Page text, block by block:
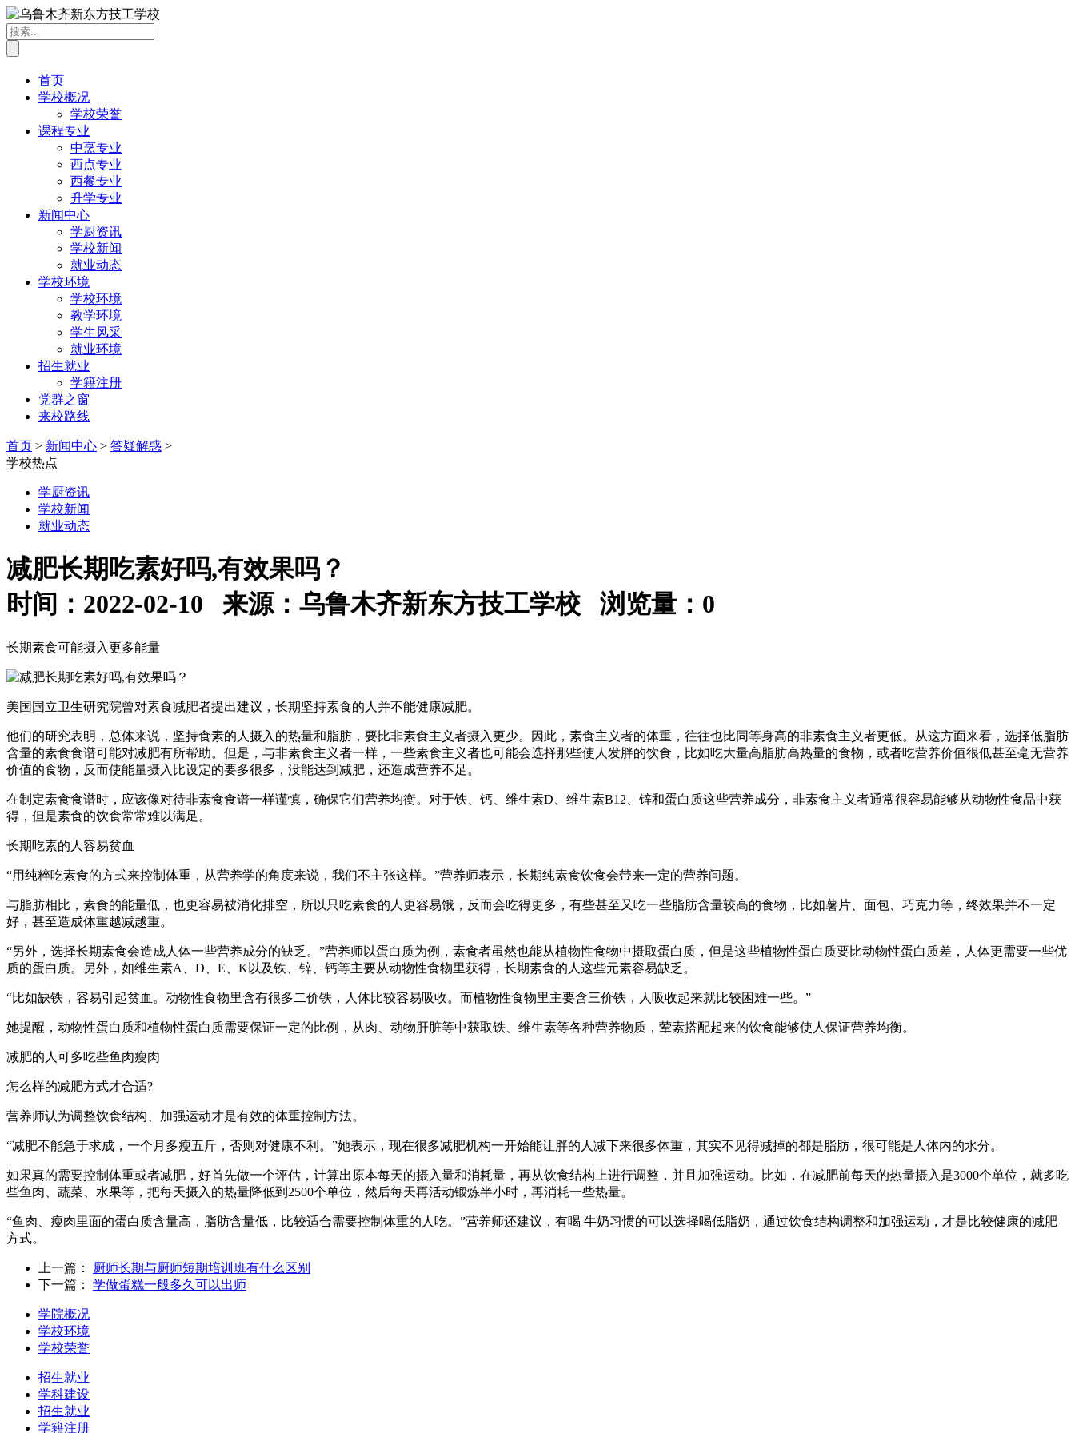
首页
学校概况
学校荣誉
课程专业
中烹专业
西点专业
西餐专业
升学专业
新闻中心
学厨资讯
学校新闻
就业动态
学校环境
学校环境
教学环境
学生风采
就业环境
招生就业
学籍注册
党群之窗
来校路线
首页 > 新闻中心 > 答疑解惑 >
学校热点
学厨资讯
学校新闻
就业动态
减肥长期吃素好吗,有效果吗？
时间：2022-02-10 来源：乌鲁木齐新东方技工学校 浏览量： 0
长期素食可能摄入更多能量
美国国立卫生研究院曾对素食减肥者提出建议，长期坚持素食的人并不能健康减肥。
他们的研究表明，总体来说，坚持食素的人摄入的热量和脂肪，要比非素食主义者摄入更少。因此，素食主义者的体重，往往也比同等身高的非素食主义者更低。从这方面来看，选择低脂肪
含量的素食食谱可能对减肥有所帮助。但是，与非素食主义者一样，一些素食主义者也可能会选择那些使人发胖的饮食，比如吃大量高脂肪高热量的食物，或者吃营养价值很低甚至毫无营养
价值的食物，反而使能量摄入比设定的要多很多，没能达到减肥，还造成营养不足。
在制定素食食谱时，应该像对待非素食食谱一样谨慎，确保它们营养均衡。对于铁、钙、维生素D、维生素B12、锌和蛋白质这些营养成分，非素食主义者通常很容易能够从动物性食品中获
得，但是素食的饮食常常难以满足。
长期吃素的人容易贫血
“用纯粹吃素食的方式来控制体重，从营养学的角度来说，我们不主张这样。”营养师表示，长期纯素食饮食会带来一定的营养问题。
与脂肪相比，素食的能量低，也更容易被消化排空，所以只吃素食的人更容易饿，反而会吃得更多，有些甚至又吃一些脂肪含量较高的食物，比如薯片、面包、巧克力等，终效果并不一定
好，甚至造成体重越减越重。
“另外，选择长期素食会造成人体一些营养成分的缺乏。”营养师以蛋白质为例，素食者虽然也能从植物性食物中摄取蛋白质，但是这些植物性蛋白质要比动物性蛋白质差，人体更需要一些优
质的蛋白质。另外，如维生素A、D、E、K以及铁、锌、钙等主要从动物性食物里获得，长期素食的人这些元素容易缺乏。
“比如缺铁，容易引起贫血。动物性食物里含有很多二价铁，人体比较容易吸收。而植物性食物里主要含三价铁，人吸收起来就比较困难一些。”
她提醒，动物性蛋白质和植物性蛋白质需要保证一定的比例，从肉、动物肝脏等中获取铁、维生素等各种营养物质，荤素搭配起来的饮食能够使人保证营养均衡。
减肥的人可多吃些鱼肉瘦肉
怎么样的减肥方式才合适?
营养师认为调整饮食结构、加强运动才是有效的体重控制方法。
“减肥不能急于求成，一个月多瘦五斤，否则对健康不利。”她表示，现在很多减肥机构一开始能让胖的人减下来很多体重，其实不见得减掉的都是脂肪，很可能是人体内的水分。
如果真的需要控制体重或者减肥，好首先做一个评估，计算出原本每天的摄入量和消耗量，再从饮食结构上进行调整，并且加强运动。比如，在减肥前每天的热量摄入是3000个单位，就多吃
些鱼肉、蔬菜、水果等，把每天摄入的热量降低到2500个单位，然后每天再活动锻炼半小时，再消耗一些热量。
“鱼肉、瘦肉里面的蛋白质含量高，脂肪含量低，比较适合需要控制体重的人吃。”营养师还建议，有喝 牛奶习惯的可以选择喝低脂奶，通过饮食结构调整和加强运动，才是比较健康的减肥
方式。
上一篇：
厨师长期与厨师短期培训班有什么区别
下一篇： 学做蛋糕一般多久可以出师
学院概况
学校环境
学校荣誉
招生就业
学科建设
招生就业
学籍注册